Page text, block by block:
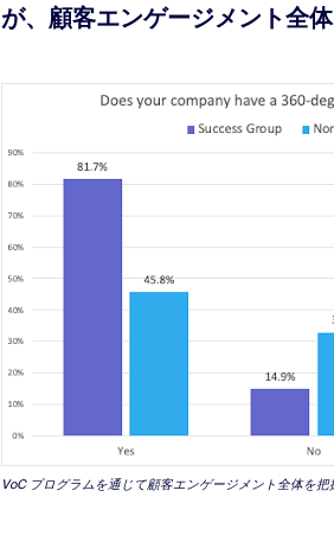
が、顧客エンゲージメント全
VoC プログラムを通じて顧客エンゲージメント全体を